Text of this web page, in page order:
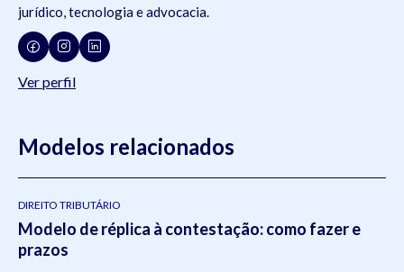
jurídico, tecnologia e advocacia.
Ver perfil
Modelos relacionados
DIREITO TRIBUTÁRIO
Modelo de réplica à contestação: como fazer e
prazos